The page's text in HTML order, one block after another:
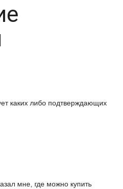
каких либо подтверждающих
мне, где можно купить